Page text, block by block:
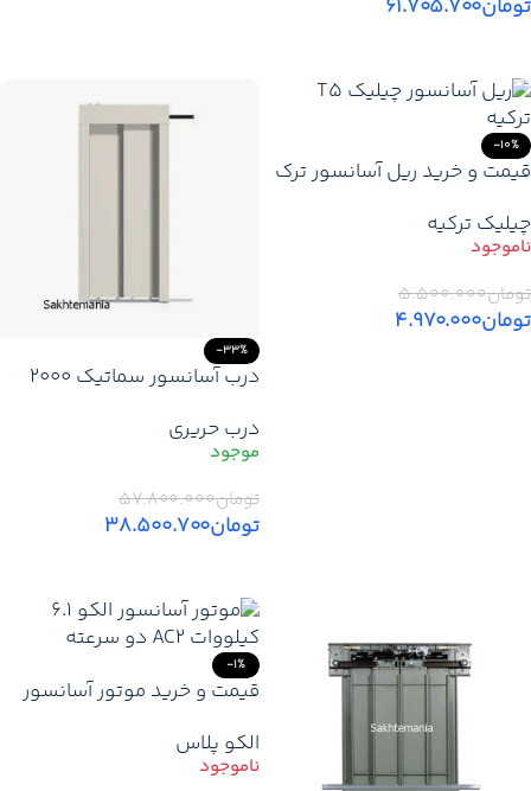
تومان۶۱.۷۰۵.۷۰۰
-10%
قیمت و خرید ریل آسانسور ترک
چیلیک ترکیه
تومان۵.۵۰۰.۰۰۰
تومان۴.۹۷۰.۰۰۰
-33%
درب آسانسور سماتیک 2000
درب حریری
تومان۵۷.۸۰۰.۰۰۰
تومان۳۸.۵۰۰.۷۰۰
-1%
قیمت و خرید موتور آسانسور
نفره
الکو پلاس